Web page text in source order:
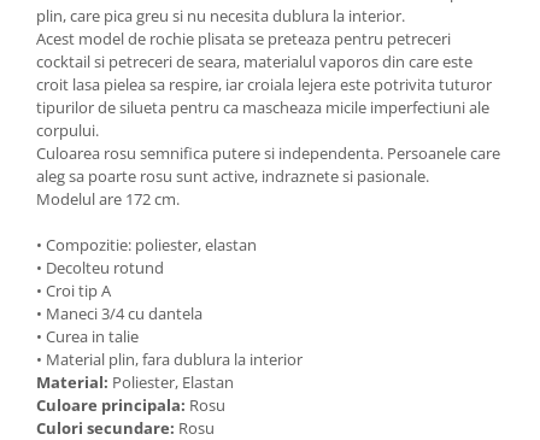
plin, care pica greu si nu necesita dublura la interior.
Acest model de rochie plisata se preteaza pentru petreceri
cocktail si petreceri de seara, materialul vaporos din care este
croit lasa pielea sa respire, iar croiala lejera este potrivita tuturor
tipurilor de silueta pentru ca mascheaza micile imperfectiuni ale
corpului.
Culoarea rosu semnifica putere si independenta. Persoanele care
aleg sa poarte rosu sunt active, indraznete si pasionale.
Modelul are 172 cm.
• Compozitie: poliester, elastan
• Decolteu rotund
• Croi tip A
• Maneci 3/4 cu dantela
• Curea in talie
• Material plin, fara dublura la interior
Material: Poliester, Elastan
Culoare principala: Rosu
Culori secundare: Rosu